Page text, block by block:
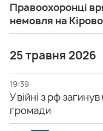
Правоохоронці
немовля на
25 травня 2026
19:39
У війні з рф
громади